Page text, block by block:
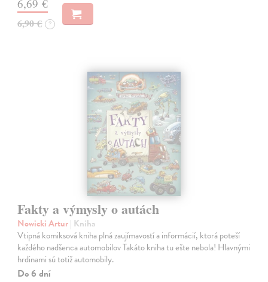
6,69 €
6,90 € ?
Fakty a výmysly o autách
Nowicki Artur| Kniha
Vtipná komiksová kniha plná zaujímavostí a informácií, ktorá poteší
každého nadšenca automobilov Takáto kniha tu ešte nebola! Hlavnými
hrdinami sú totiž automobily.
Do 6 dní